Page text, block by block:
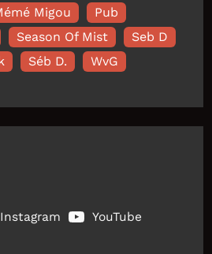
Migou
Pub
Season Of Mist
Seb D
Séb D. WvG
Instagram YouTube